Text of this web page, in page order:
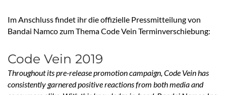
Im Anschluss findet ihr die offizielle Pressmitteilung von
Bandai Namco zum Thema Code Vein Terminverschiebung:
Code Vein 2019
Throughout its pre-release promotion campaign, Code Vein has
consistently garnered positive reactions from both media and